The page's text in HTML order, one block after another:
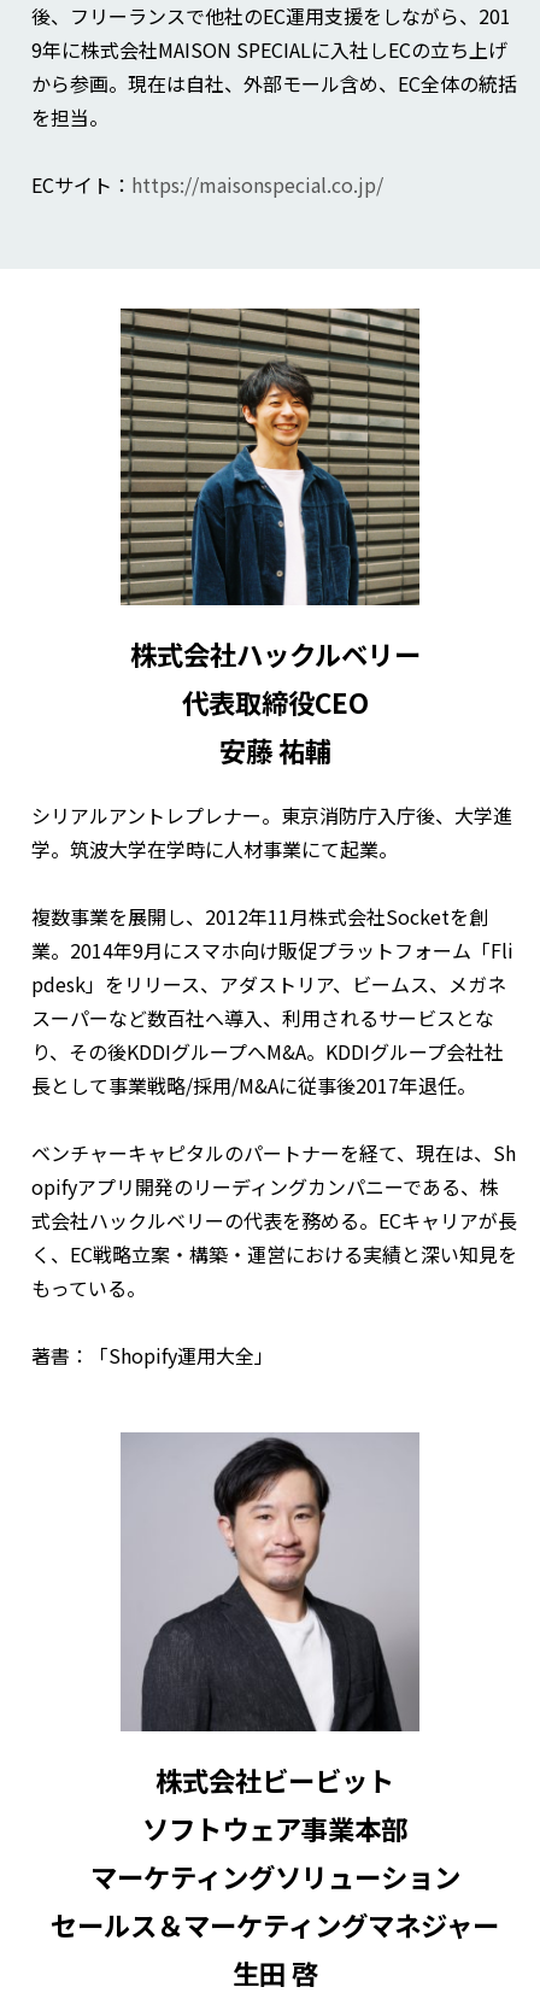
後、フリーランスで他社のEC運用支援をしながら、201
9年に株式会社MAISON SPECIALに入社しECの立ち上げ
から参画。現在は自社、外部モール含め、EC全体の統括
を担当。
ECサイト： https://maisonspecial.co.jp/
株式会社ハックルベリー
代表取締役CEO
安藤 祐輔
シリアルアントレプレナー。東京消防庁入庁後、大学進
学。筑波大学在学時に人材事業にて起業。
複数事業を展開し、2012年11月株式会社Socketを創
業。2014年9月にスマホ向け販促プラットフォーム「Fli
pdesk」をリリース、アダストリア、ビームス、メガネ
スーパーなど数百社へ導入、利用されるサービスとな
り、その後KDDIグループへM&A。KDDIグループ会社社
⻑として事業戦略/採用/M&Aに従事後2017年退任。
ベンチャーキャピタルのパートナーを経て、現在は、Sh
opifyアプリ開発のリーディングカンパニーである、株
式会社ハックルベリーの代表を務める。ECキャリアが長
く、EC戦略立案・構築・運営における実績と深い知見を
もっている。
著書：「Shopify運用大全」
株式会社ビービット
ソフトウェア事業本部
マーケティングソリューション
セールス＆マーケティングマネジャー
生田 啓